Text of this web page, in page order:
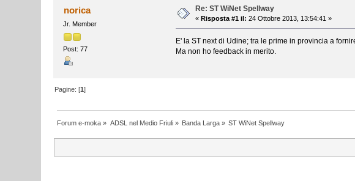
norica
Jr. Member
Post: 77
Re: ST WiNet Spellway
« Risposta #1 il: 24 Ottobre 2013, 13:54:41 »
E' la ST next di Udine; tra le prime in provincia a
Ma non ho feedback in merito.
Pagine: [1]
Forum e-moka » ADSL nel Medio Friuli» Banda Larga » ST WiNet Spellway